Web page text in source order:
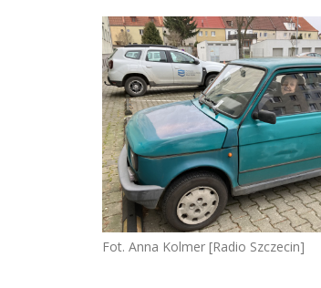
Fot. Anna Kolmer [Radio Szczecin]